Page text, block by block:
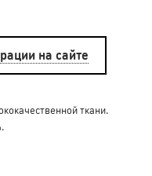
на сайте
ткани.